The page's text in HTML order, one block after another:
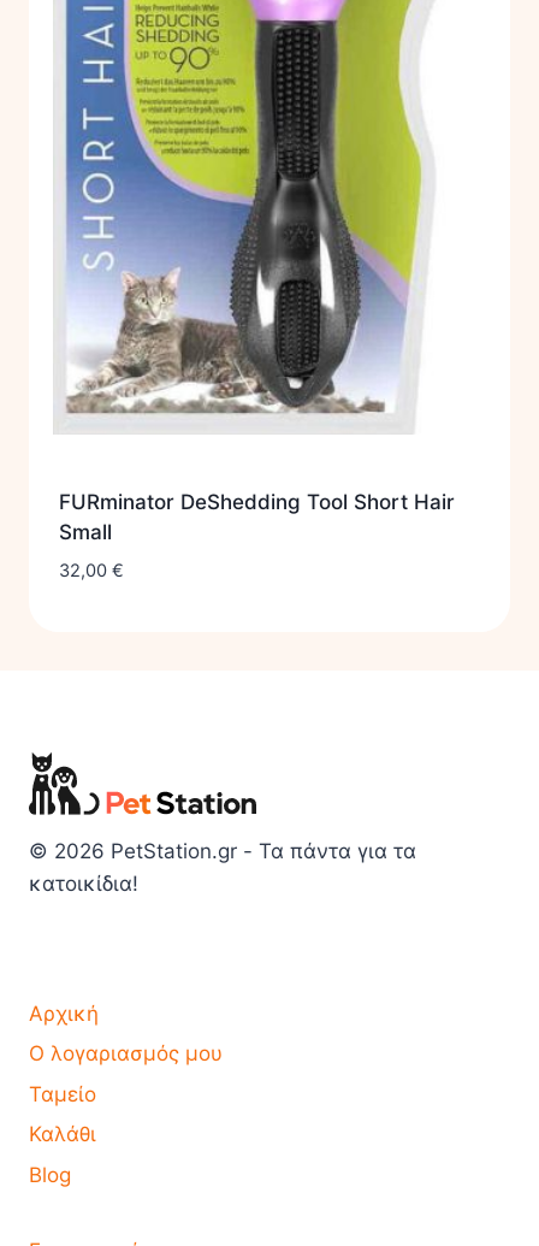
FURminator DeShedding Tool Short Hair
Small
32,00 €
© 2026 PetStation.gr - Τα πάντα για τα
κατοικίδια!
Αρχική
Ο λογαριασμός μου
Ταμείο
Καλάθι
Blog